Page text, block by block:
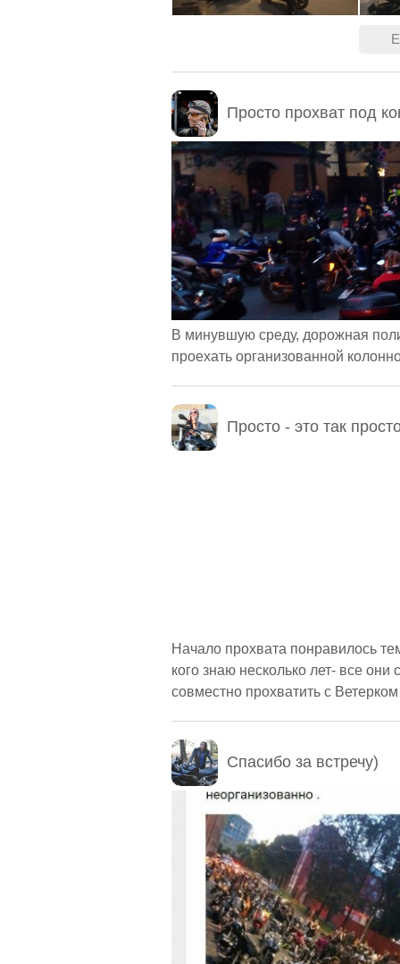
Casper
Дима Sturm
Просто прохват под
В минувшую среду, дорожная
проехать организованной
Просто - это так
Начало прохвата понравилось
кого знаю несколько лет- все
совместно прохватить с
Спасибо за встречу)